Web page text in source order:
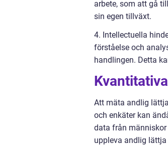
arbete, som att gå
sin egen tillväxt.
4. Intellectuella
förståelse och
handlingen. Detta
Att mäta andlig
och enkäter kan
data från
uppleva andlig